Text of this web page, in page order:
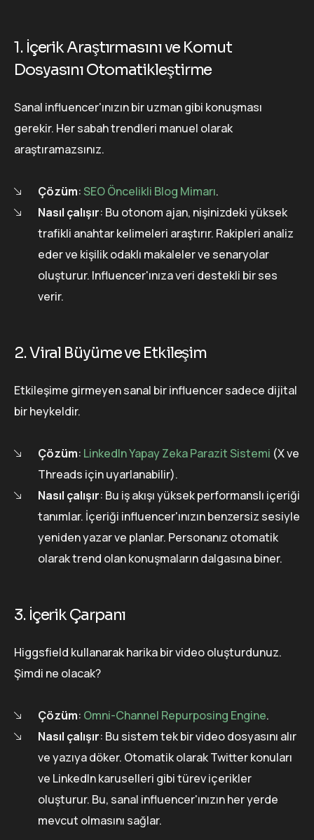
1. İçerik Araştırmasını ve Komut
Dosyasını Otomatikleştirme
Sanal influencer'ınızın bir uzman gibi konuşması
gerekir. Her sabah trendleri manuel olarak
araştıramazsınız.
Çözüm:SEO Öncelikli Blog Mimarı.
Nasıl çalışır: Bu otonom ajan, nişinizdeki yüksek
trafikli anahtar kelimeleri araştırır. Rakipleri analiz
eder ve kişilik odaklı makaleler ve senaryolar
oluşturur. Influencer'ınıza veri destekli bir ses
verir.
2. Viral Büyüme ve Etkileşim
Etkileşime girmeyen sanal bir influencer sadece dijital
bir heykeldir.
Çözüm: LinkedIn Yapay Zeka Parazit Sistemi (X ve
Threads için uyarlanabilir).
Nasıl çalışır: Bu iş akışı yüksek performanslı içeriği
tanımlar. İçeriği influencer'ınızın benzersiz sesiyle
yeniden yazar ve planlar. Personanız otomatik
olarak trend olan konuşmaların dalgasına biner.
3. İçerik Çarpanı
Higgsfield kullanarak harika bir video oluşturdunuz.
Şimdi ne olacak?
Çözüm: Omni-Channel Repurposing Engine.
Nasıl çalışır: Bu sistem tek bir video dosyasını alır
ve yazıya döker. Otomatik olarak Twitter konuları
ve LinkedIn karuselleri gibi türev içerikler
oluşturur. Bu, sanal influencer'ınızın her yerde
mevcut olmasını sağlar.